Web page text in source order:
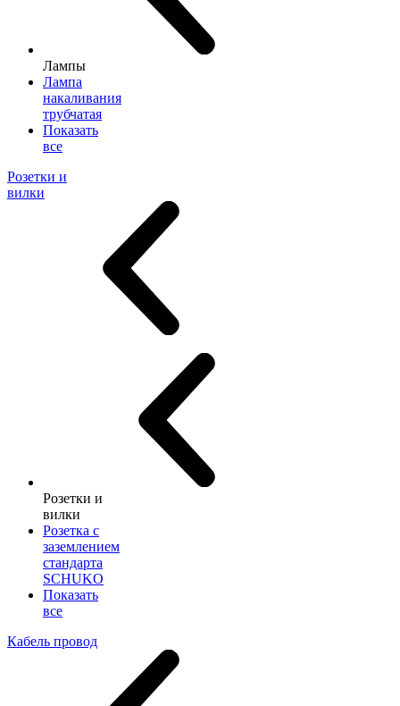
Лампы
Лампа
накаливания
трубчатая
Показать
все
Розетки и
вилки
Розетки и
вилки
Розетка с
заземлением
стандарта
SCHUKO
Показать
все
Кабель провод